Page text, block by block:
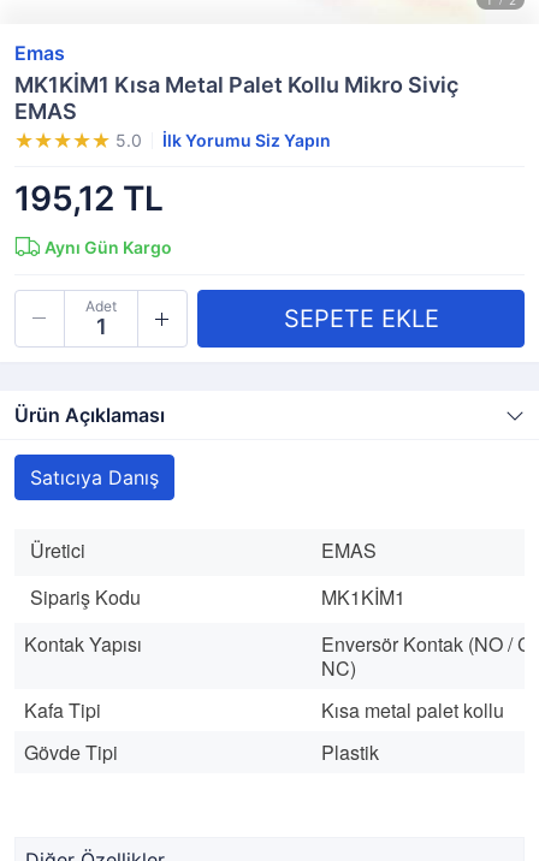
Emas
MK1KİM1 Kısa Metal Palet Kollu Mikro Siviç
EMAS
5.0 İlk Yorumu Siz Yapın
195,12 TL
Aynı Gün Kargo
Adet
Ürün Açıklaması
Satıcıya Danış
Üretici
EMAS
Sipariş Kodu
MK1KİM1
Kontak Yapısı
Enversör Kontak (NO /
NC)
Kafa Tipi
Kısa metal palet kollu
Gövde Tipi
Plastik